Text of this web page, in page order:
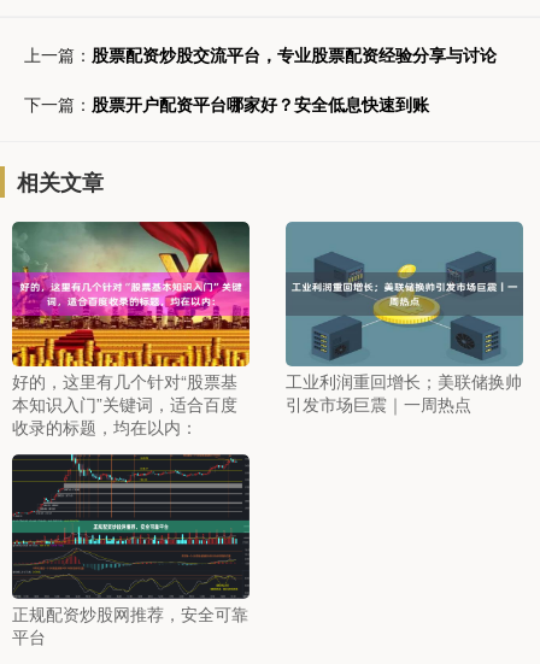
上一篇： 股票配资炒股交流平台，专业股票配资经验分享与讨论
下一篇： 股票开户配资平台哪家好？安全低息快速到账
相关文章
好的，这里有几个针对“股票基
本知识入门”关键词，适合百度
收录的标题，均在以内：
工业利润重回增长；美联储换帅
引发市场巨震｜一周热点
正规配资炒股网推荐，安全可靠
平台